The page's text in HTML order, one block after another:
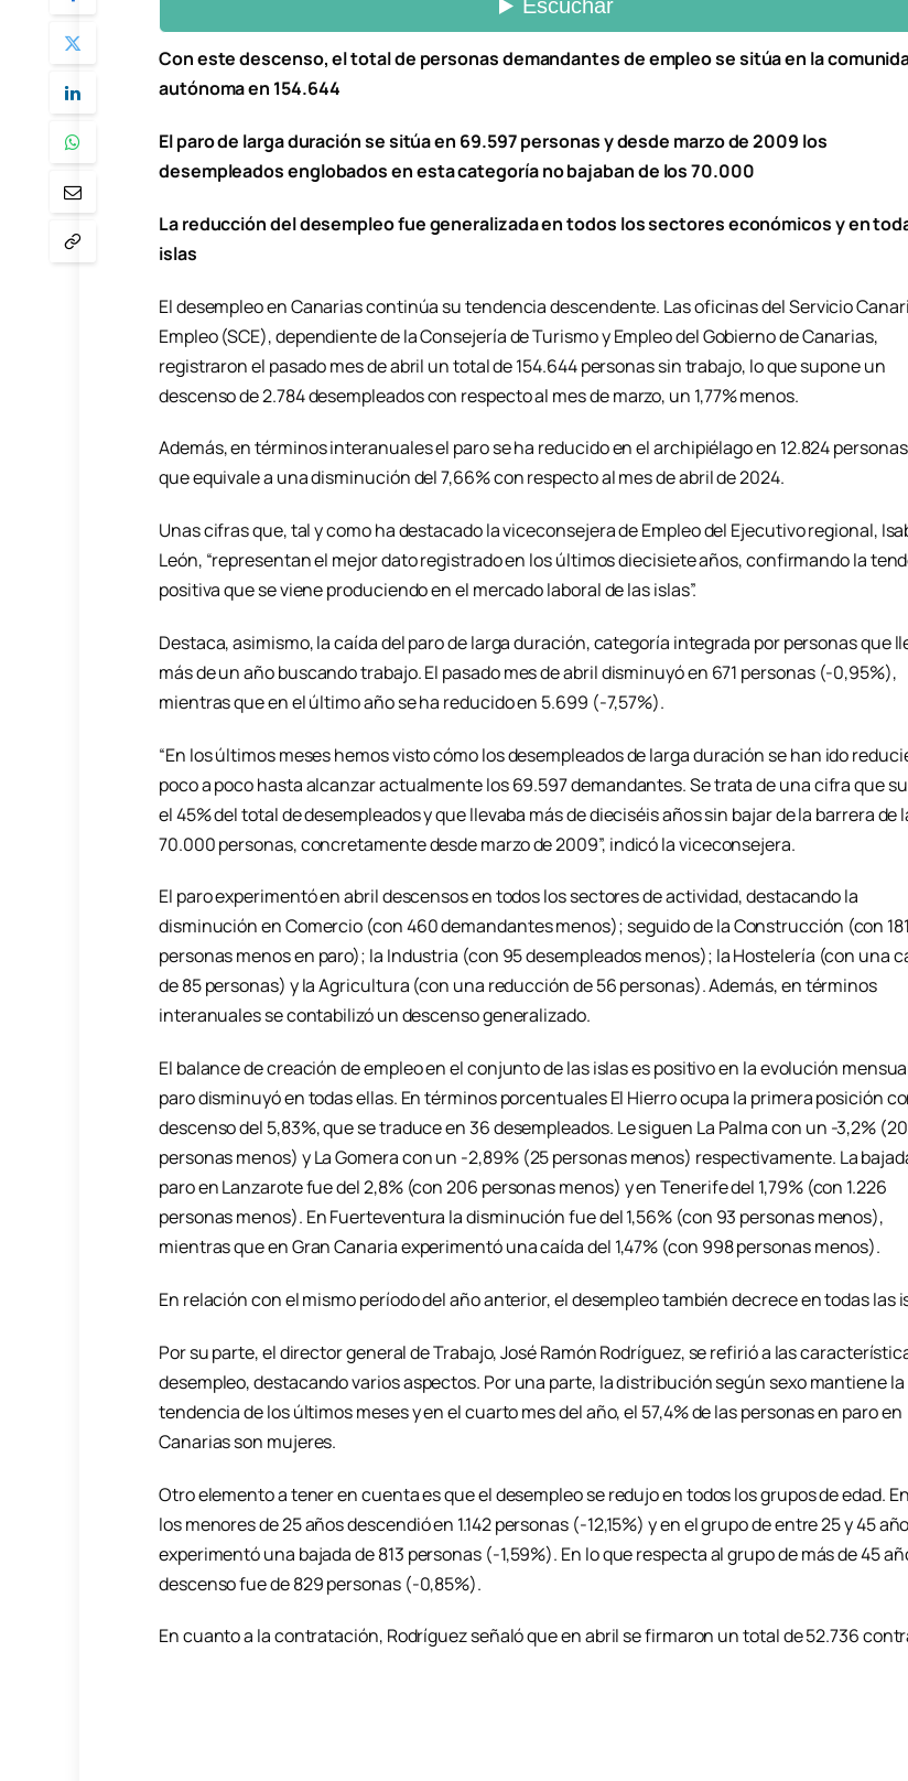
Con este descenso, el total de personas demandantes de empleo se sitúa en la
autónoma en 154.644
El paro de larga duración se sitúa en 69.597 personas y desde marzo de 2009 los
desempleados englobados en esta categoría no bajaban de los 70.000
La reducción del desempleo fue generalizada en todos los sectores económicos y en
islas
El desempleo en Canarias continúa su tendencia descendente. Las oficinas del Servicio
Empleo (SCE), dependiente de la Consejería de Turismo y Empleo del Gobierno de Canarias,
registraron el pasado mes de abril un total de 154.644 personas sin trabajo, lo que supone un
descenso de 2.784 desempleados con respecto al mes de marzo, un 1,77% menos.
Además, en términos interanuales el paro se ha reducido en el archipiélago en 12.824
que equivale a una disminución del 7,66% con respecto al mes de abril de 2024.
Unas cifras que, tal y como ha destacado la viceconsejera de Empleo del Ejecutivo regional,
León, “representan el mejor dato registrado en los últimos diecisiete años, confirmando la
positiva que se viene produciendo en el mercado laboral de las islas”.
Destaca, asimismo, la caída del paro de larga duración, categoría integrada por personas que
más de un año buscando trabajo. El pasado mes de abril disminuyó en 671 personas (-0,95%),
mientras que en el último año se ha reducido en 5.699 (-7,57%).
“En los últimos meses hemos visto cómo los desempleados de larga duración se han ido
poco a poco hasta alcanzar actualmente los 69.597 demandantes. Se trata de una cifra que
el 45% del total de desempleados y que llevaba más de dieciséis años sin bajar de la barrera de
70.000 personas, concretamente desde marzo de 2009”, indicó la viceconsejera.
El paro experimentó en abril descensos en todos los sectores de actividad, destacando la
disminución en Comercio (con 460 demandantes menos); seguido de la Construcción (con 181
personas menos en paro); la Industria (con 95 desempleados menos); la Hostelería (con una
de 85 personas) y la Agricultura (con una reducción de 56 personas). Además, en términos
interanuales se contabilizó un descenso generalizado.
El balance de creación de empleo en el conjunto de las islas es positivo en la evolución
paro disminuyó en todas ellas. En términos porcentuales El Hierro ocupa la primera posición
descenso del 5,83%, que se traduce en 36 desempleados. Le siguen La Palma con un -3,2%
personas menos) y La Gomera con un -2,89% (25 personas menos) respectivamente. La
paro en Lanzarote fue del 2,8% (con 206 personas menos) y en Tenerife del 1,79% (con 1.226
personas menos). En Fuerteventura la disminución fue del 1,56% (con 93 personas menos),
mientras que en Gran Canaria experimentó una caída del 1,47% (con 998 personas menos).
En relación con el mismo período del año anterior, el desempleo también decrece en todas las
Por su parte, el director general de Trabajo, José Ramón Rodríguez, se refirió a las
desempleo, destacando varios aspectos. Por una parte, la distribución según sexo mantiene la
tendencia de los últimos meses y en el cuarto mes del año, el 57,4% de las personas en paro en
Canarias son mujeres.
Otro elemento a tener en cuenta es que el desempleo se redujo en todos los grupos de edad.
los menores de 25 años descendió en 1.142 personas (-12,15%) y en el grupo de entre 25 y 45
experimentó una bajada de 813 personas (-1,59%). En lo que respecta al grupo de más de 45
descenso fue de 829 personas (-0,85%).
En cuanto a la contratación, Rodríguez señaló que en abril se firmaron un total de 52.736